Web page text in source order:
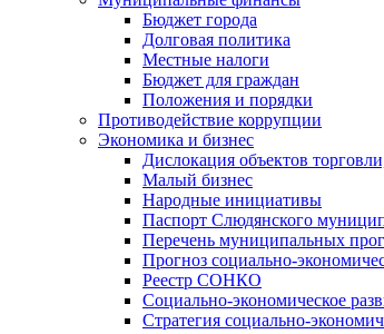
Бюджет города
Долговая политика
Местные налоги
Бюджет для граждан
Положения и порядки
Противодействие коррупции
Экономика и бизнес
Дислокация объектов
Малый бизнес
Народные инициативы
Паспорт Слюдянского
Перечень муниципальных
Прогноз социально-
Реестр СОНКО
Социально-экономическое
Стратегия социально-